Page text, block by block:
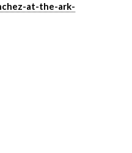
at-the-ark-